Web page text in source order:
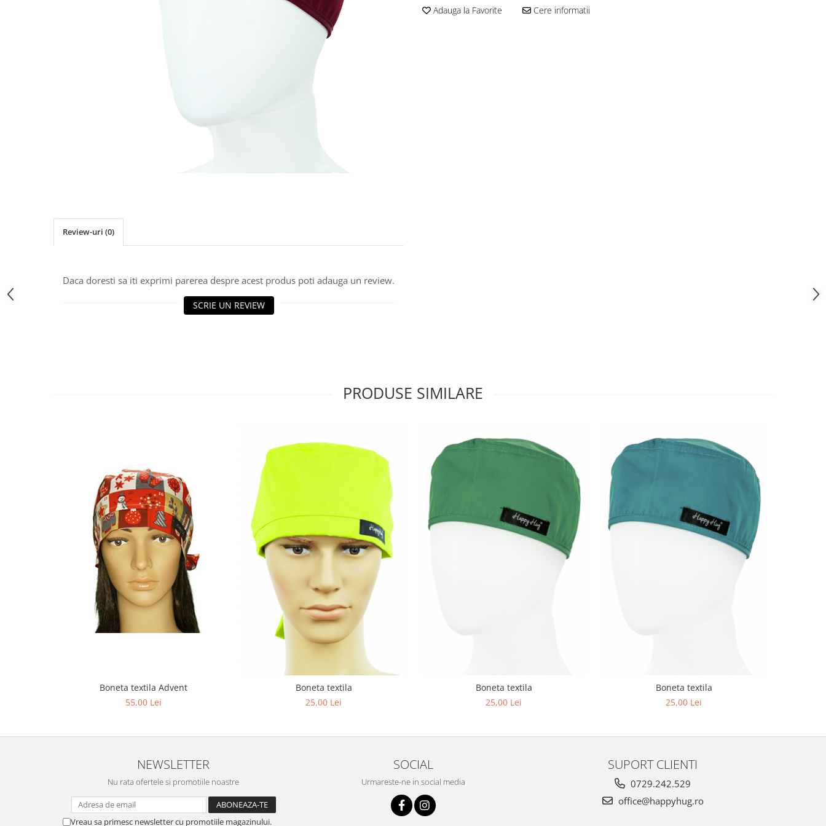
Adauga la Favorite Cere informatii
Review-uri (0)
Daca doresti sa iti exprimi parerea despre acest produs poti adauga un review.
SCRIE UN REVIEW
PRODUSE SIMILARE
Boneta textila Advent
55,00 Lei
Boneta textila
25,00 Lei
Boneta textila
25,00 Lei
Boneta textila
25,00 Lei
NEWSLETTER
Nu rata ofertele si promotiile noastre
Vreau sa primesc newsletter cu promotiile magazinului.
SOCIAL
Urmareste-ne in social media
SUPORT CLIENTI
0729.242.529
office@happyhug.ro